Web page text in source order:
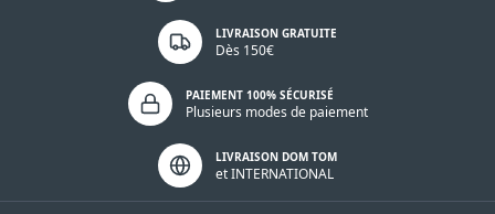
LIVRAISON GRATUITE
Dès 150€
PAIEMENT 100% SÉCURISÉ
Plusieurs modes de paiement
LIVRAISON DOM TOM
et INTERNATIONAL